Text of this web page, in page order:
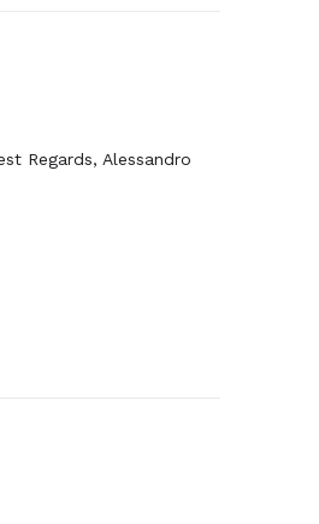
Regards, Alessandro